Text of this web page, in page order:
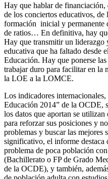
Hay que hablar de financiación,
de los conciertos educativos, de
formación inicial y permanente
de ratios… En definitiva, hay
Hay que transmitir un liderazgo
educativa que ha faltado desde
Educación. Hay que ponerse
trabajar duro para facilitar en la
la LOE a la LOMCE.
Los indicadores
Educación 2014” de la OCDE,
los datos que aportan se
para reforzar sus posiciones y
problemas y buscar las mejores
significativo, el informe destaca
problema de poca población
(Bachillerato o FP de Grado
de la OCDE), y también,